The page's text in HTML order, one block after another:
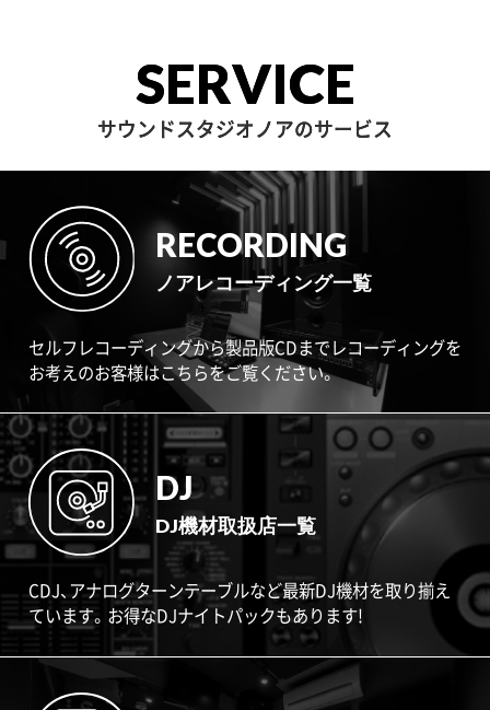
SERVICE
サウンドスタジオノアのサービス
RECORDING
ノアレコーディング一覧
セルフレコーディングから製品版CDまでレコーディングを
お考えのお客様はこちらをご覧ください。
DJ
DJ機材取扱店一覧
CDJ、アナログターンテーブルなど最新DJ機材を取り揃え
ています。お得なDJナイトパックもあります!